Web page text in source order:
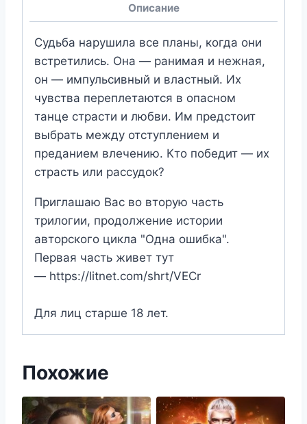
Описание
Судьба нарушила все планы, когда они
встретились. Она — ранимая и нежная,
он — импульсивный и властный. Их
чувства переплетаются в опасном
танце страсти и любви. Им предстоит
выбрать между отступлением и
преданием влечению. Кто победит — их
страсть или рассудок?
Приглашаю Вас во вторую часть
трилогии, продолжение истории
авторского цикла "Одна ошибка".
Первая часть живет тут
— https://litnet.com/shrt/VECr
Для лиц старше 18 лет.
Похожие